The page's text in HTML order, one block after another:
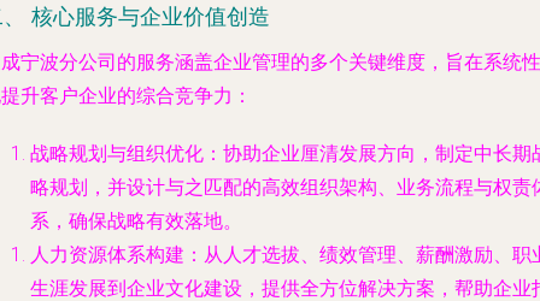
核心服务与企业价值创造
宁波分公司的服务涵盖企业管理的多个关键维度，旨在系统性
升客户企业的综合竞争力：
战略规划与组织优化 ：协助企业厘清发展方向，制定中长期
略规划，并设计与之匹配的高效组织架构、业务流程与权责
系，确保战略有效落地。
人力资源体系构建 ：从人才选拔、绩效管理、薪酬激励、职
生涯发展到企业文化建设，提供全方位解决方案，帮助企业